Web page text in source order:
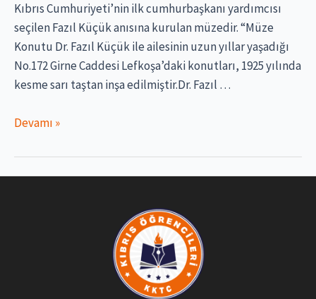
Kıbrıs Cumhuriyeti’nin ilk cumhurbaşkanı yardımcısı
seçilen Fazıl Küçük anısına kurulan müzedir. “Müze
Konutu Dr. Fazıl Küçük ile ailesinin uzun yıllar yaşadığı
No.172 Girne Caddesi Lefkoşa’daki konutları, 1925 yılında
kesme sarı taştan inşa edilmiştir.Dr. Fazıl …
Dr.
Küçük
Müzesi
Devamı »